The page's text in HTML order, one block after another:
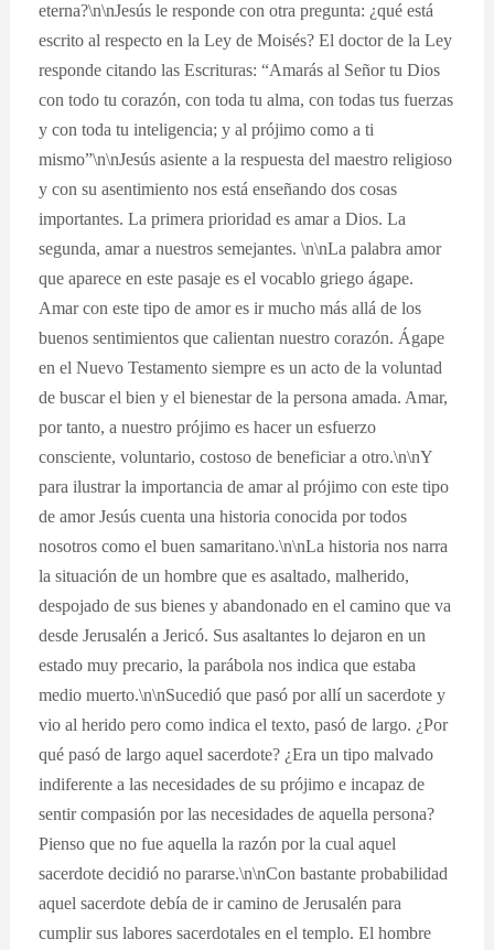
eterna?\n\nJesús le responde con otra pregunta: ¿qué está
escrito al respecto en la Ley de Moisés? El doctor de la Ley
responde citando las Escrituras: “Amarás al Señor tu Dios
con todo tu corazón, con toda tu alma, con todas tus fuerzas
y con toda tu inteligencia; y al prójimo como a ti
mismo”\n\nJesús asiente a la respuesta del maestro religioso
y con su asentimiento nos está enseñando dos cosas
importantes. La primera prioridad es amar a Dios. La
segunda, amar a nuestros semejantes. \n\nLa palabra amor
que aparece en este pasaje es el vocablo griego ágape.
Amar con este tipo de amor es ir mucho más allá de los
buenos sentimientos que calientan nuestro corazón. Ágape
en el Nuevo Testamento siempre es un acto de la voluntad
de buscar el bien y el bienestar de la persona amada. Amar,
por tanto, a nuestro prójimo es hacer un esfuerzo
consciente, voluntario, costoso de beneficiar a otro.\n\nY
para ilustrar la importancia de amar al prójimo con este tipo
de amor Jesús cuenta una historia conocida por todos
nosotros como el buen samaritano.\n\nLa historia nos narra
la situación de un hombre que es asaltado, malherido,
despojado de sus bienes y abandonado en el camino que va
desde Jerusalén a Jericó. Sus asaltantes lo dejaron en un
estado muy precario, la parábola nos indica que estaba
medio muerto.\n\nSucedió que pasó por allí un sacerdote y
vio al herido pero como indica el texto, pasó de largo. ¿Por
qué pasó de largo aquel sacerdote? ¿Era un tipo malvado
indiferente a las necesidades de su prójimo e incapaz de
sentir compasión por las necesidades de aquella persona?
Pienso que no fue aquella la razón por la cual aquel
sacerdote decidió no pararse.\n\nCon bastante probabilidad
aquel sacerdote debía de ir camino de Jerusalén para
cumplir sus labores sacerdotales en el templo. El hombre